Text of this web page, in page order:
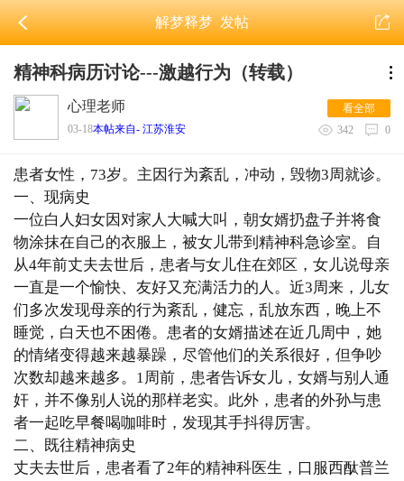
解梦释梦发帖
精神科病历讨论---激越行为（转载）
心理老师
03-18本帖来自- 江苏淮安
看全部
342
0
患者女性，73岁。主因行为紊乱，冲动，毁物3周就诊。
一、现病史
一位白人妇女因对家人大喊大叫，朝女婿扔盘子并将食
物涂抹在自己的衣服上，被女儿带到精神科急诊室。自
从4年前丈夫去世后，患者与女儿住在郊区，女儿说母亲
一直是一个愉快、友好又充满活力的人。近3周来，儿女
们多次发现母亲的行为紊乱，健忘，乱放东西，晚上不
睡觉，白天也不困倦。患者的女婿描述在近几周中，她
的情绪变得越来越暴躁，尽管他们的关系很好，但争吵
次数却越来越多。1周前，患者告诉女儿，女婿与别人通
奸，并不像别人说的那样老实。此外，患者的外孙与患
者一起吃早餐喝咖啡时，发现其手抖得厉害。
二、既往精神病史
丈夫去世后，患者看了2年的精神科医生，口服西酞普兰